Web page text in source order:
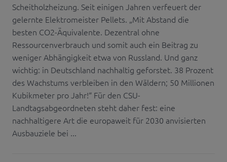
Scheitholzheizung. Seit einigen Jahren verfeuert der
gelernte Elektromeister Pellets. „Mit Abstand die
besten CO2-Äquivalente. Dezentral ohne
Ressourcenverbrauch und somit auch ein Beitrag zu
weniger Abhängigkeit etwa von Russland. Und ganz
wichtig: in Deutschland nachhaltig geforstet. 38 Prozent
des Wachstums verbleiben in den Wäldern; 50 Millionen
Kubikmeter pro Jahr!“ Für den CSU-
Landtagsabgeordneten steht daher fest: eine
nachhaltigere Art die europaweit für 2030 anvisierten
Ausbauziele bei ...